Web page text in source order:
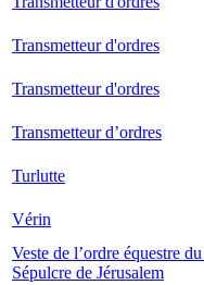
Transmetteur d'ordres
Transmetteur d'ordres
Transmetteur d’ordres
Turlutte
Vérin
Veste de l’ordre équestre
Sépulcre de Jérusalem